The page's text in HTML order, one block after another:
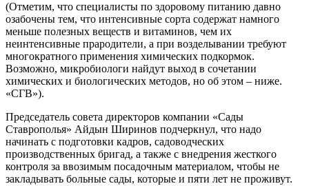
(Отметим, что специалисты по здоровому питанию давно
озабочены тем, что интенсивные сорта содержат намного
меньше полезных веществ и витаминов, чем их
неинтенсивные прародители, а при возделывании требуют
многократного применения химических подкормок.
Возможно, микробиологи найдут выход в сочетании
химических и биологических методов, но об этом – ниже.
«СГВ»).
Председатель совета директоров компании «Сады
Ставрополья» Айдын Ширинов подчеркнул, что надо
начинать с подготовки кадров, садоводческих
производственных бригад, а также с внедрения жесткого
контроля за ввозимым посадочным материалом, чтобы не
закладывать больные сады, которые и пяти лет не проживут.